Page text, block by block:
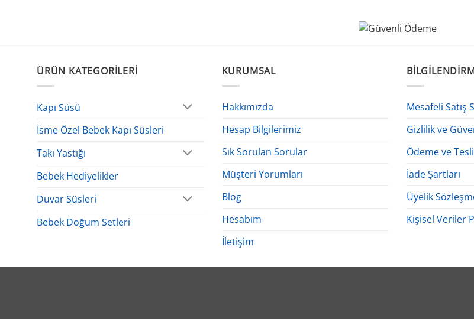
ÜRÜN KATEGORILERI
Kapı Süsü
İsme Özel Bebek Kapı Süsleri
Takı Yastığı
Bebek Hediyelikler
Duvar Süsleri
Bebek Doğum Setleri
KURUMSAL
Hakkımızda
Hesap Bilgilerimiz
Sık Sorulan Sorular
Müşteri Yorumları
Blog
Hesabım
İletişim
Mesafeli Satış
Gizlilik ve
Ödeme ve
İade Şartları
Üyelik
Kişisel Veriler